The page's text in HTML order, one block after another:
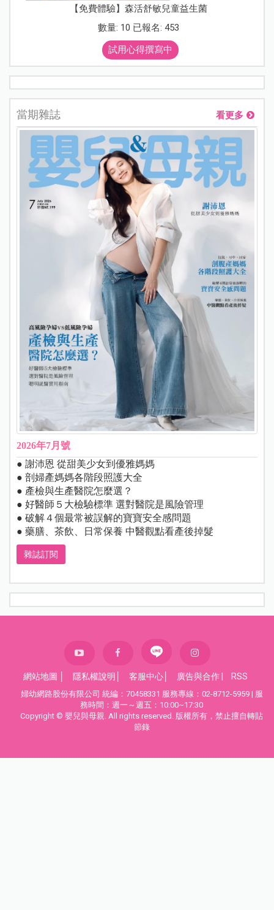
【免費體驗】森活舒敏兒童益生菌
數量: 10 已報名: 453
試用心得撰寫中
當期雜誌 看更多
2026年7月號
● 謝沛恩 從甜美少女到優雅媽媽
● 剖婦產媽媽各階段照護大全
● 產檢與生產醫院怎麼選？
● 好醫師５大檢驗標準 選對醫院是風險管理
● 破解４個最常被誤解的寶寶安全感問題
● 藥膳、茶飲、日常保養 中醫觀點看產後掉髮
雜誌訂閱
網站地圖 隱私權說明 客服中心 廣告與合作 RSS
婦幼網路股份有限公司 統編：70458331 服務專線：02-8712-5959 | 服
務時間：週一～週五：10:00~17:30
Copyright © 嬰兒與母親. All rights reserved. 版權所有，禁止擅自轉貼
節錄